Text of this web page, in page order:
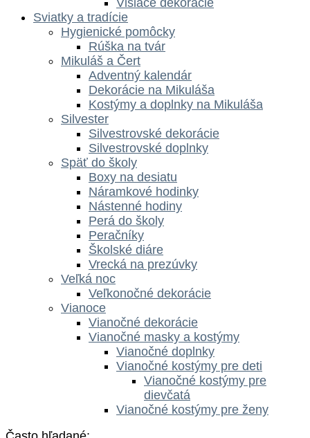
Sviatky a tradície
Hygienické pomôcky
Rúška na tvár
Mikuláš a Čert
Adventný kalendár
Dekorácie na Mikuláša
Kostýmy a doplnky na Mikuláša
Silvester
Silvestrovské dekorácie
Silvestrovské doplnky
Späť do školy
Boxy na desiatu
Náramkové hodinky
Nástenné hodiny
Perá do školy
Peračníky
Školské diáre
Vrecká na prezúvky
Veľká noc
Veľkonočné dekorácie
Vianoce
Vianočné dekorácie
Vianočné masky a kostýmy
Vianočné doplnky
Vianočné kostýmy pre deti
Vianočné kostýmy pre
dievčatá
Vianočné kostýmy pre ženy